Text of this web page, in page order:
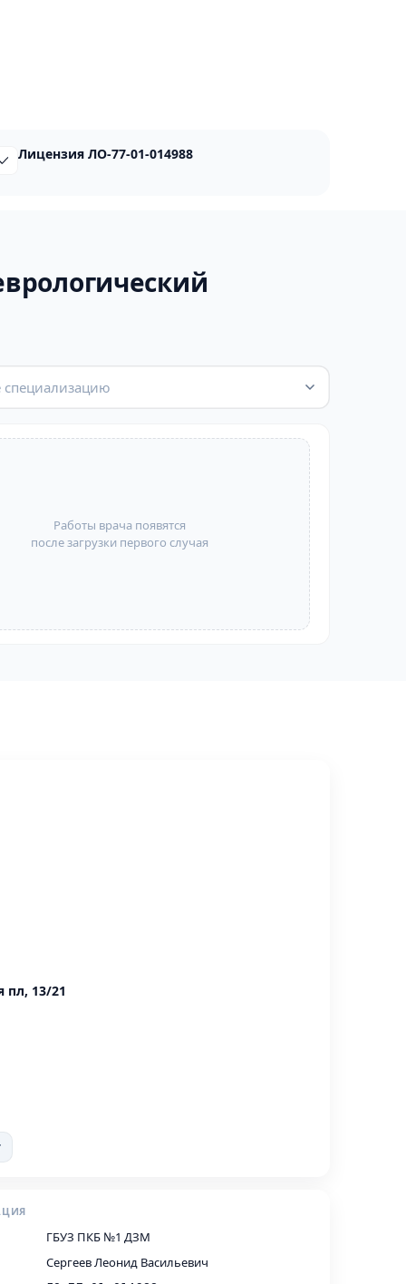
Лицензия ЛО-77-01-014988
специализацию
Работы врача появятся
после загрузки первого случая
пл, 13/21
ГБУЗ ПКБ №1 ДЗМ
Сергеев Леонид Васильевич